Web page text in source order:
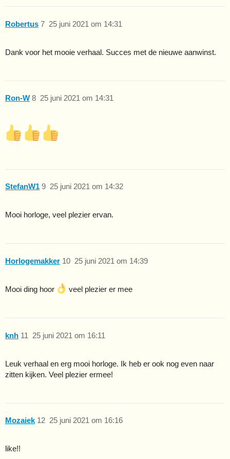
Robertus 25 juni 2021 om 14:31
7
Dank voor het mooie verhaal. Succes met de nieuwe aanwinst.
Ron-W 25 juni 2021 om 14:31
8
StefanW1 25 juni 2021 om 14:32
9
Mooi horloge, veel plezier ervan.
Horlogemakker 25 juni 2021 om 14:39
10
Mooi ding hoor veel plezier er mee
knh 25 juni 2021 om 16:11
11
Leuk verhaal en erg mooi horloge. Ik heb er ook nog even naar
zitten kijken. Veel plezier ermee!
Mozaiek 25 juni 2021 om 16:16
12
like!!